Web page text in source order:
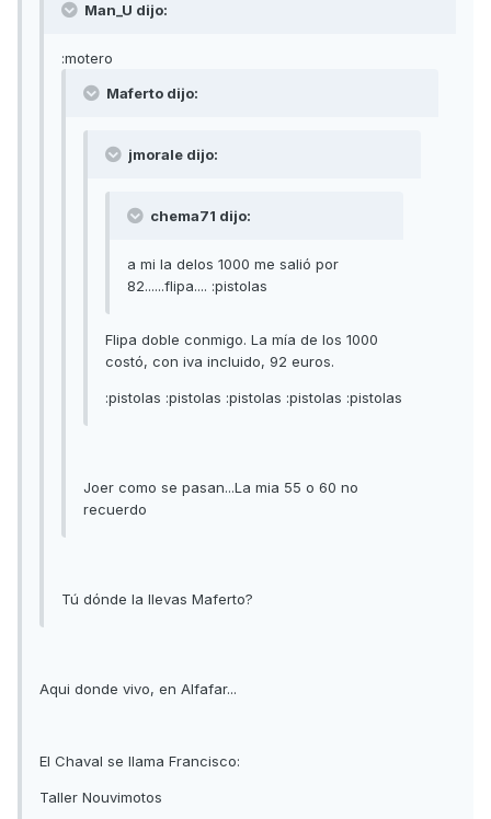
Man_U dijo:
:motero
Maferto dijo:
jmorale dijo:
chema71 dijo:
a mi la delos 1000 me salió por
82......flipa.... :pistolas
Flipa doble conmigo. La mía de los 1000
costó, con iva incluido, 92 euros.
:pistolas :pistolas :pistolas :pistolas :pistolas
Joer como se pasan...La mia 55 o 60 no
recuerdo
Tú dónde la llevas Maferto?
Aqui donde vivo, en Alfafar...
El Chaval se llama Francisco:
Taller Nouvimotos